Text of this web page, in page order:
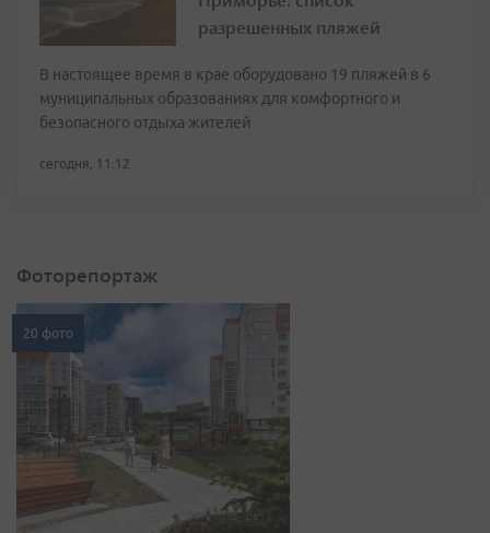
разрешенных пляжей
В настоящее время в крае оборудовано 19 пляжей в 6
муниципальных образованиях для комфортного и
безопасного отдыха жителей
сегодня, 11:12
Фоторепортаж
20 фото